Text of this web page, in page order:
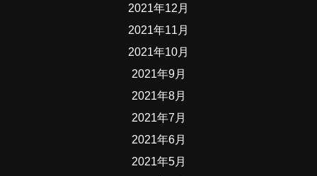
2021年12月
2021年11月
2021年10月
2021年9月
2021年8月
2021年7月
2021年6月
2021年5月